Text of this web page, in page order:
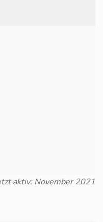
aktiv: November 2021